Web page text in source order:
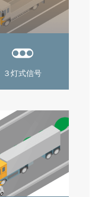
３灯式信号